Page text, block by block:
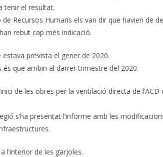
tenir el resultat.
Recursos Humans els van dir que havien de
rebut cap més indicació.
estava prevista el gener de 2020.
que arribin al darrer trimestre del 2020.
de les obres per la ventilació directa de l’ACD
s’ha presentat l’informe amb les
l’interior de les garjoles.